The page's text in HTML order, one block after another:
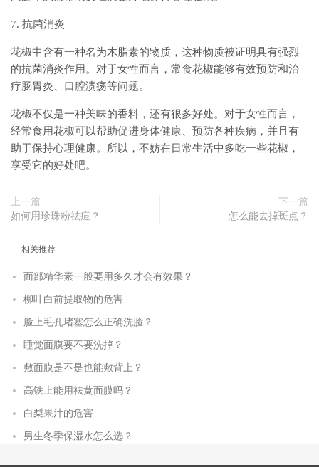
7. 抗菌消炎
花椒中含有一种名为木脂素的物质，这种物质被证明具有强烈
的抗菌消炎作用。对于女性而言，常食花椒能够有效预防和治
疗肠胃炎、口腔溃疡等问题。
花椒不仅是一种美味的香料，还有很多好处。对于女性而言，
经常食用花椒可以帮助促进身体健康、预防各种疾病，并且有
助于保持心理健康。所以，不妨在日常生活中多吃一些花椒，
享受它的好处吧。
上一篇
如何用珍珠粉祛痘？
下一篇
怎么能去掉斑点？
相关推荐
面部精华素一般要用多久才会有效果？
柳叶白前提取物的危害
脸上毛孔堵塞怎么正确洗脸？
睡觉面膜要不要洗掉？
敷面膜是不是也能敷背上？
高铁上能用祛黄面膜吗？
白梨果汁的危害
男生冬季保湿水怎么选？